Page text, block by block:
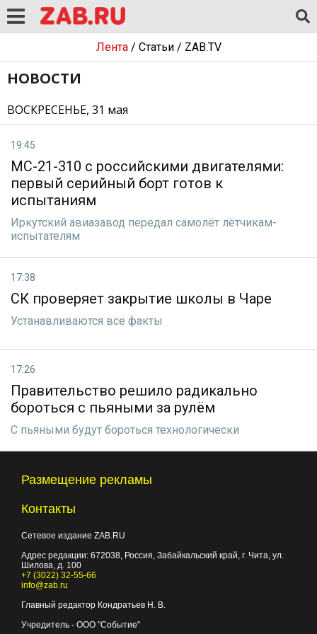
Лента/ Статьи/ ZAB.TV
НОВОСТИ
ВОСКРЕСЕНЬЕ, 31 мая
19:45
МС-21-310 с российскими двигателями:
первый серийный борт готов к
испытаниям
Иркутский авиазавод передал самолёт лётчикам-
испытателям
17:38
СК проверяет закрытие школы в Чаре
Устанавливаются все факты
17:26
Правительство решило радикально
бороться с пьяными за рулём
С пьяными будут бороться технологически
Размещение рекламы
Контакты
Сетевое издание ZAB.RU
Адрес редакции: 672038, Россия, Забайкальский край, г. Чита, ул.
Шилова, д. 100
+7 (3022) 32-55-66
info@zab.ru
Главный редактор Кондратьев Н. В.
Учредитель - ООО "Событие"